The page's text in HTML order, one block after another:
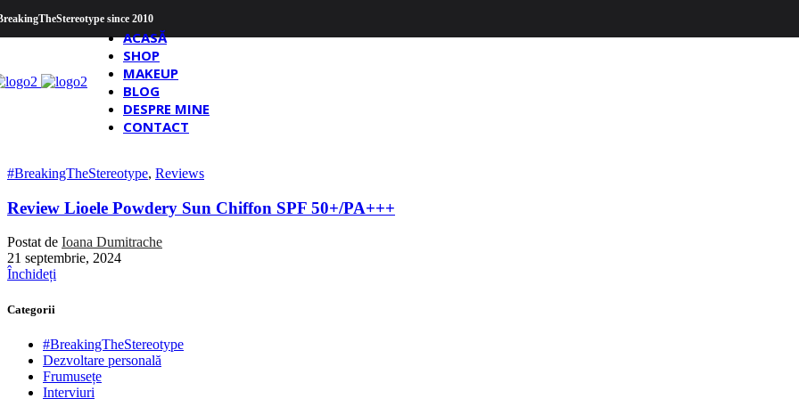
Skip to navigationSkip to main content
since 2010
ACASĂ
SHOP
MAKEUP
BLOG
DESPRE MINE
CONTACT
#BreakingTheStereotype, Reviews
Review Lioele Powdery Sun Chiffon SPF 50+/PA+++
Postat de Ioana Dumitrache
21 septembrie, 2024
Închideți
Categorii
#BreakingTheStereotype
Dezvoltare personală
Frumusețe
Interviuri